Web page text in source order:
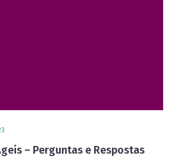
– Perguntas e Respostas